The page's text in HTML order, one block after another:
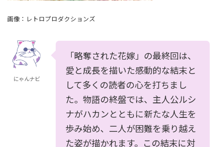
画像：レトロプロダクションズ
にゃんナビ
「略奪された花嫁」の最終回は、
愛と成長を描いた感動的な結末と
して多くの読者の心を打ちまし
た。物語の終盤では、主人公ルシ
ナがハカンとともに新たな人生を
歩み始め、二人が困難を乗り越え
た姿が描かれます。この結末に対